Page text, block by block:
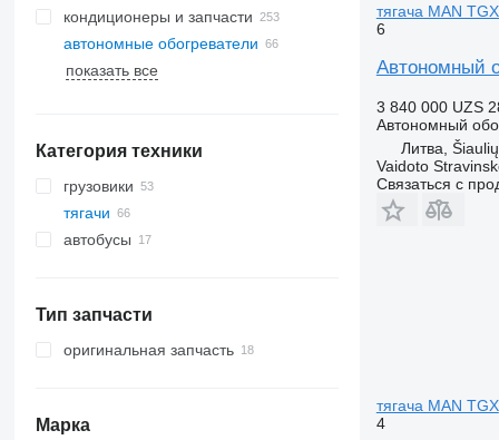
кондиционеры и запчасти
шланги кондиционера
радиаторы кондиционера
фильтры-осушители
кондиционера
другие запчасти кондиционера
автономные обогреватели
боковые стекла
показать все
Категория техники
грузовики
тягачи
автобусы
Тип запчасти
оригинальная запчасть
Марка
тягача MAN
6
Автономный
3 840 000 UZS
Автономный
Литва,
Vaidoto
Связаться с
тягача MAN TGX
4